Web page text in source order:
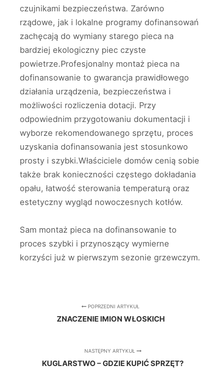
czujnikami bezpieczeństwa. Zarówno
rządowe, jak i lokalne programy dofinansowań
zachęcają do wymiany starego pieca na
bardziej ekologiczny piec czyste
powietrze.Profesjonalny montaż pieca na
dofinansowanie to gwarancja prawidłowego
działania urządzenia, bezpieczeństwa i
możliwości rozliczenia dotacji. Przy
odpowiednim przygotowaniu dokumentacji i
wyborze rekomendowanego sprzętu, proces
uzyskania dofinansowania jest stosunkowo
prosty i szybki.Właściciele domów cenią sobie
także brak konieczności częstego dokładania
opału, łatwość sterowania temperaturą oraz
estetyczny wygląd nowoczesnych kotłów.
Sam montaż pieca na dofinansowanie to
proces szybki i przynoszący wymierne
korzyści już w pierwszym sezonie grzewczym.
POPRZEDNI ARTYKUŁ
ZNACZENIE IMION WŁOSKICH
NASTĘPNY ARTYKUŁ
KUGLARSTWO – GDZIE KUPIĆ SPRZĘT?